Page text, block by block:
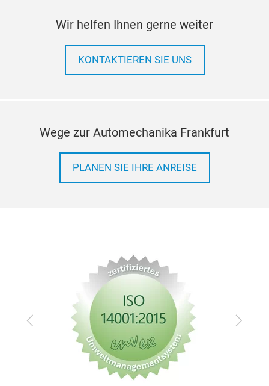
Wir helfen Ihnen gerne weiter
KONTAKTIEREN SIE UNS
Wege zur Automechanika Frankfurt
PLANEN SIE IHRE ANREISE
Zurück Vor